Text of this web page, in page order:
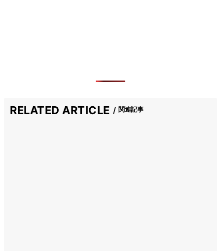
RELATED ARTICLE 関連記事